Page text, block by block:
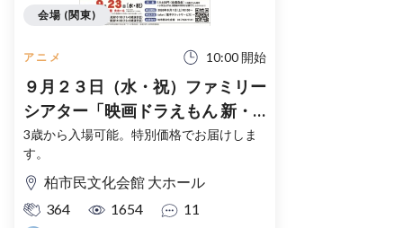
アニメ 10:00 開始
９月２３日（水・祝）ファミリー
シアター「映画ドラえもん 新・
のび太の海底鬼岩城」
3歳から入場可能。特別価格でお届けしま
す。
柏市民文化会館 大ホール
364
1654 11
会場 (関東)